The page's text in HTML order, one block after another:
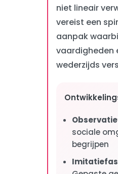
niet lineair
vereist een
aanpak
vaardigheden
wederzijds
sociale
begrijpen